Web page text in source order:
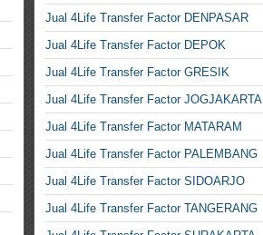
Jual 4Life Transfer Factor DENPASAR
Jual 4Life Transfer Factor DEPOK
Jual 4Life Transfer Factor GRESIK
Jual 4Life Transfer Factor JOGJAKARTA
Jual 4Life Transfer Factor MATARAM
Jual 4Life Transfer Factor PALEMBANG
Jual 4Life Transfer Factor SIDOARJO
Jual 4Life Transfer Factor TANGERANG